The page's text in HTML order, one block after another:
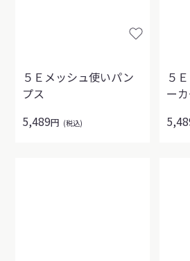
５Ｅメッシュ使いパン
プス
5,489円 (税込)
５
ー